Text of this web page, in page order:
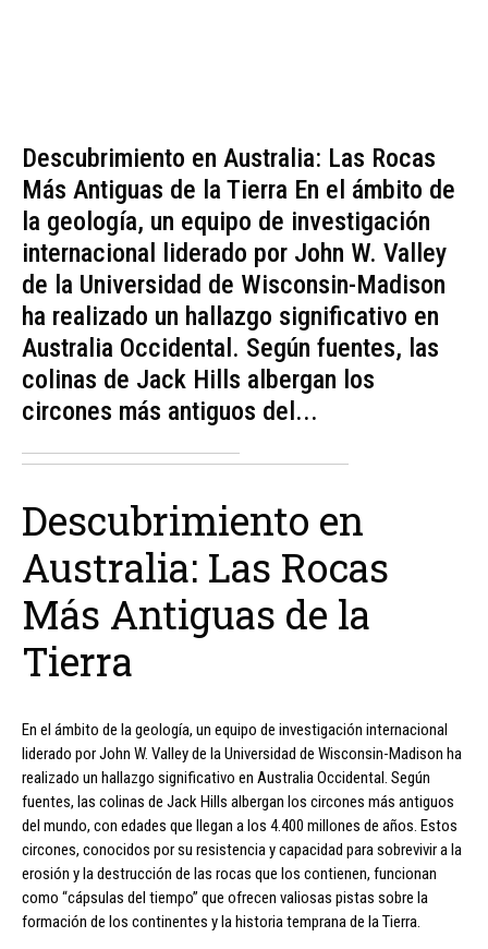
Descubrimiento en Australia: Las Rocas
Más Antiguas de la Tierra En el ámbito de
la geología, un equipo de investigación
internacional liderado por John W. Valley
de la Universidad de Wisconsin-Madison
ha realizado un hallazgo significativo en
Australia Occidental. Según fuentes, las
colinas de Jack Hills albergan los
circones más antiguos del...
Descubrimiento en
Australia: Las Rocas
Más Antiguas de la
Tierra
En el ámbito de la geología, un equipo de investigación internacional
liderado por John W. Valley de la Universidad de Wisconsin-Madison ha
realizado un hallazgo significativo en Australia Occidental. Según
fuentes, las colinas de Jack Hills albergan los circones más antiguos
del mundo, con edades que llegan a los 4.400 millones de años. Estos
circones, conocidos por su resistencia y capacidad para sobrevivir a la
erosión y la destrucción de las rocas que los contienen, funcionan
como “cápsulas del tiempo” que ofrecen valiosas pistas sobre la
formación de los continentes y la historia temprana de la Tierra.